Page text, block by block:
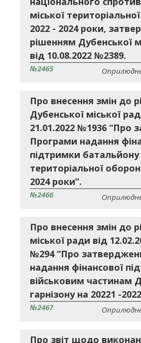
міської
2022 - 2024 роки,
рішенням Дубенської
від 10.08.2022 №2389.
№2465
Про внесення змін до
Дубенської міської
21.01.2022 №1936 “Про
Програми надання
підтримки батальйону
територіальної
2024 роки”.
№2466
Про внесення змін до
міської ради від
№294 “Про
надання фінансової
військовим частинам
гарнізону на 20221 -
№2467
Про звіт щодо